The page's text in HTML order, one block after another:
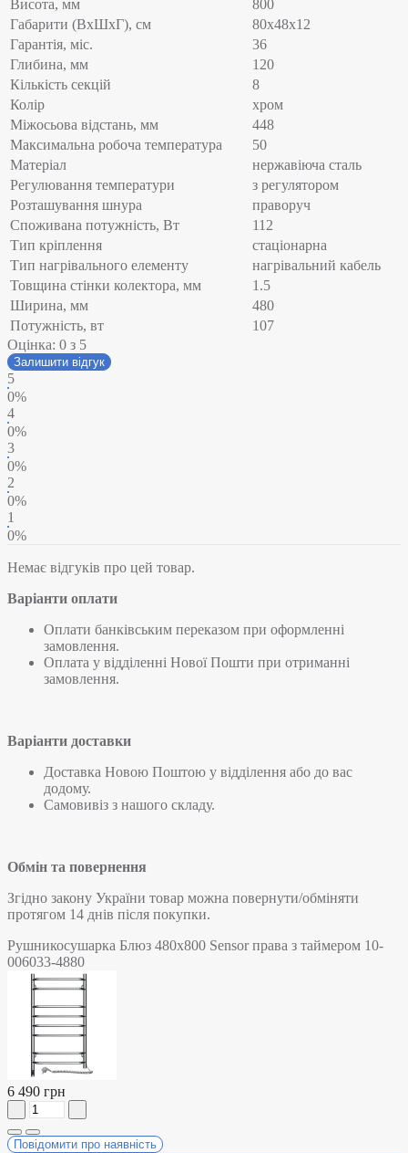
Висота, мм
800
Габарити (ВхШхГ), см
80x48x12
Гарантія, міс.
36
Глибина, мм
120
Кількість секцій
8
Колір
хром
Міжосьова відстань, мм
448
Максимальна робоча температура
50
Матеріал
нержавіюча сталь
Регулювання температури
з регулятором
Розташування шнура
праворуч
Споживана потужність, Вт
112
Тип кріплення
стаціонарна
Тип нагрівального елементу
нагрівальний кабель
Товщина стінки колектора, мм
1.5
Ширина, мм
480
Потужність, вт
107
Оцінка: 0 з 5
Залишити відгук
5
0%
4
0%
3
0%
2
0%
1
0%
Немає відгуків про цей товар.
Варіанти оплати
Оплати банківським переказом при оформленні
замовлення.
Оплата у відділенні Нової Пошти при отриманні
замовлення.
Варіанти доставки
Доставка Новою Поштою у відділення або до вас
додому.
Самовивіз з нашого складу.
Обмін та повернення
Згідно закону України товар можна повернути/обміняти
протягом 14 днів після покупки.
Рушникосушарка Блюз 480х800 Sensor права з таймером 10-
006033-4880
6 490 грн
Повідомити про наявність